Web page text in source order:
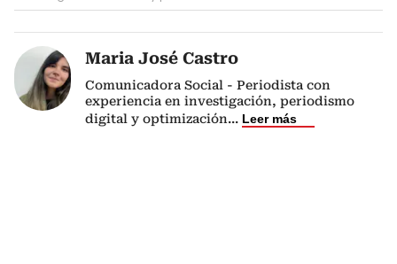
Maria José Castro
Comunicadora Social - Periodista con
experiencia en investigación, periodismo
digital y optimización... Leer más